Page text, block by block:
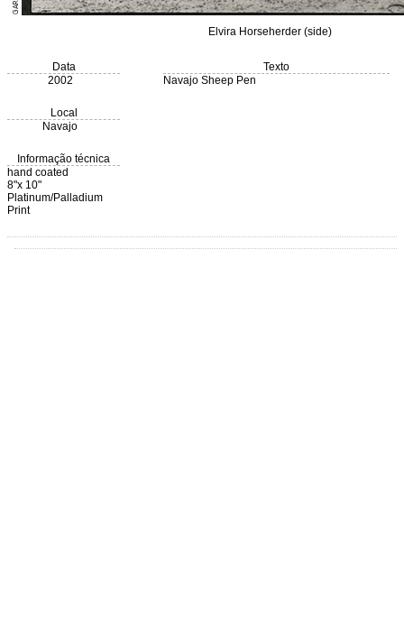
Elvira Horseherder (side)
Data
2002
Local
Navajo
Informação técnica
hand coated
8"x 10"
Platinum/Palladium
Print
Texto
Navajo Sheep Pen